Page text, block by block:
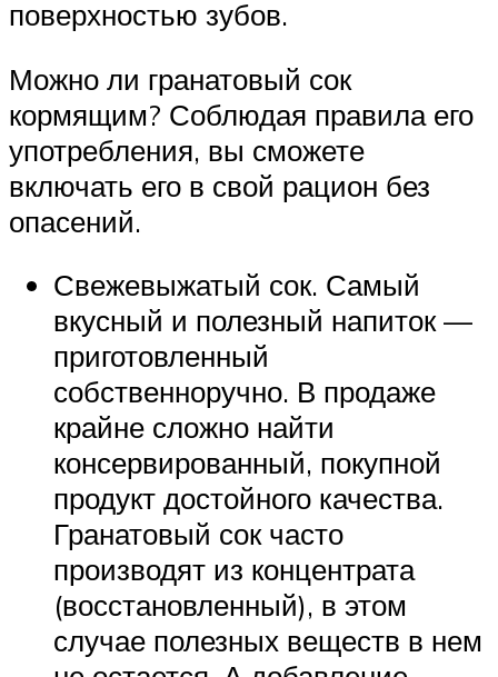
поверхностью зубов.
Можно ли гранатовый сок
кормящим? Соблюдая правила его
употребления, вы сможете
включать его в свой рацион без
опасений.
Свежевыжатый сок. Самый
вкусный и полезный напиток —
приготовленный
собственноручно. В продаже
крайне сложно найти
консервированный, покупной
продукт достойного качества.
Гранатовый сок часто
производят из концентрата
(восстановленный), в этом
случае полезных веществ в нем